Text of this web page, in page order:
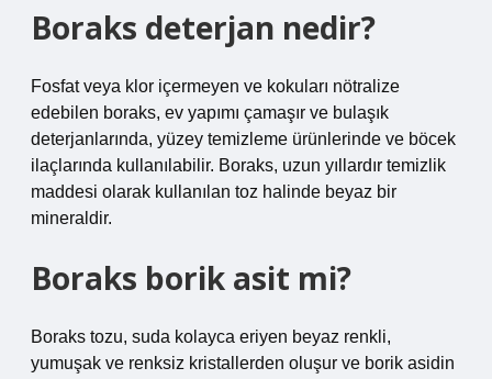
Boraks deterjan nedir?
Fosfat veya klor içermeyen ve kokuları nötralize
edebilen boraks, ev yapımı çamaşır ve bulaşık
deterjanlarında, yüzey temizleme ürünlerinde ve böcek
ilaçlarında kullanılabilir. Boraks, uzun yıllardır temizlik
maddesi olarak kullanılan toz halinde beyaz bir
mineraldir.
Boraks borik asit mi?
Boraks tozu, suda kolayca eriyen beyaz renkli,
yumuşak ve renksiz kristallerden oluşur ve borik asidin